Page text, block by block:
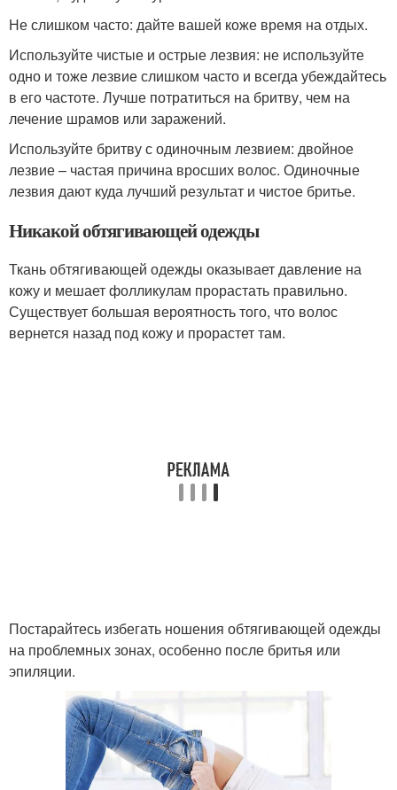
Не слишком часто: дайте вашей коже время на отдых.
Используйте чистые и острые лезвия: не используйте
одно и тоже лезвие слишком часто и всегда убеждайтесь
в его частоте. Лучше потратиться на бритву, чем на
лечение шрамов или заражений.
Используйте бритву с одиночным лезвием: двойное
лезвие – частая причина вросших волос. Одиночные
лезвия дают куда лучший результат и чистое бритье.
Никакой обтягивающей одежды
Ткань обтягивающей одежды оказывает давление на
кожу и мешает фолликулам прорастать правильно.
Существует большая вероятность того, что волос
вернется назад под кожу и прорастет там.
Постарайтесь избегать ношения обтягивающей одежды
на проблемных зонах, особенно после бритья или
эпиляции.